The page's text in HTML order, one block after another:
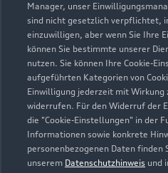
Manager, unser
sind nicht gesetzlich verpflichtet,
einzuwilligen, aber wenn Sie Ihre
können Sie bestimmte unserer
nutzen. Sie können Ihre Cookie-
aufgeführten Kategorien von
Einwilligung jederzeit mit
widerrufen. Für den Widerruf der
die "Cookie-Einstellungen" in der
Informationen sowie konkrete
personenbezogenen Daten finden
unserem Datenschutzhinweis und
Öffnungszeiten
Service
Geschlossen,öffnet
Montag - Freitag
Samstag -